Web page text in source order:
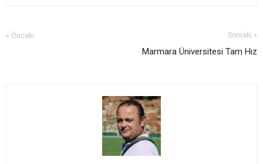
« Önceki Sonraki »
Marmara Üniversitesi Tam Hız